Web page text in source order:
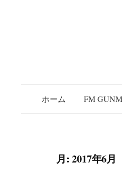
ホーム FM
月:2017年6月